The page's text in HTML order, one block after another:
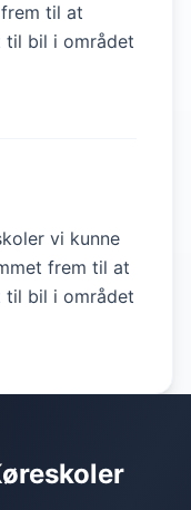
til at
til bil i området
vi kunne
frem til at
til bil i området